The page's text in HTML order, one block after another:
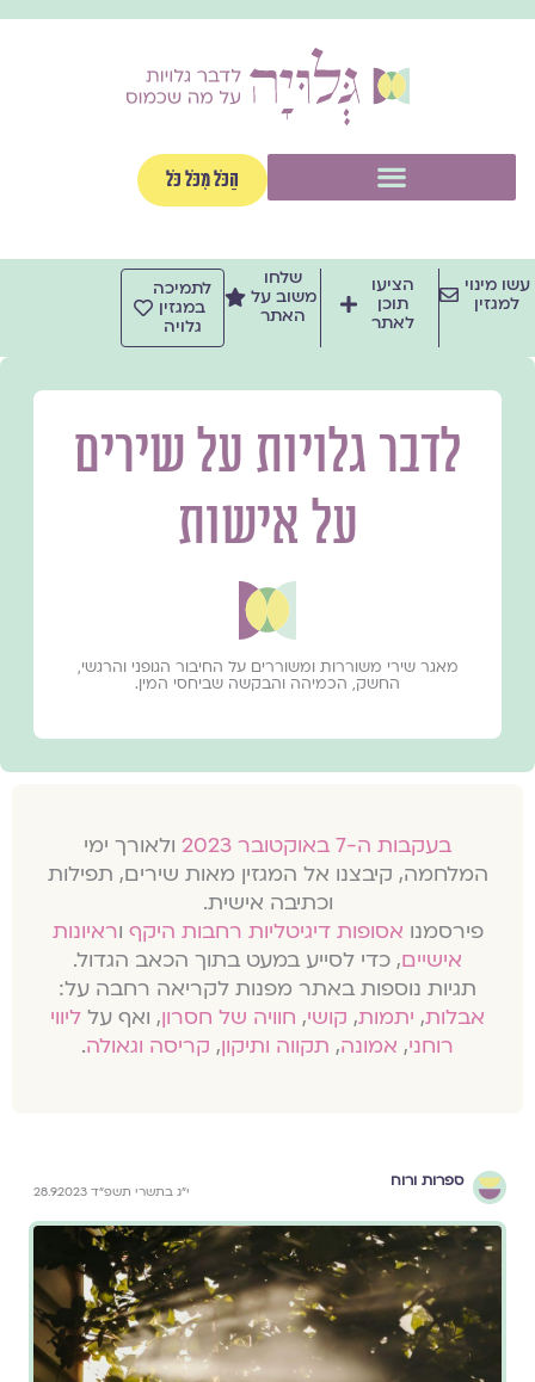
לתוכן
הַכֹּל מִכֹּל כֹּל
עשו מינוי
למגזין
הציעו
תוכן
לאתר
שלחו
משוב על
האתר
לתמיכה
במגזין
גלויה
לדבר גלויות על שירים
על אישות
מאגר שירי משוררות ומשוררים על החיבור הגופני והרגשי,
החשק, הכמיהה והבקשה שביחסי המין.
בעקבות ה-7 באוקטובר 2023
ולאורך ימי
המלחמה, קיבצנו אל המגזין מאות שירים, תפילות
וכתיבה אישית.
פירסמנו אסופות דיגיטליות רחבות היקף וראיונות
אישיים, כדי לסייע במעט בתוך הכאב הגדול.
תגיות נוספות באתר מפנות לקריאה רחבה על:
אבלות, יתמות, קושי, חוויה של חסרון, ואף על ליווי
רוחני, אמונה, תקווה ותיקון, קריסה וגאולה.
ספרות ורוח
י״ג בתשרי תשפ״ד 28.9.2023